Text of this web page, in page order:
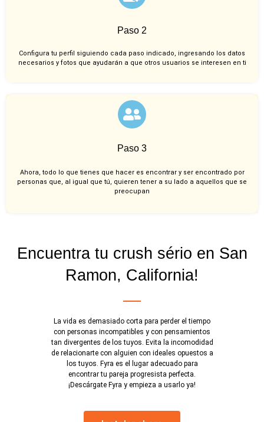
Paso 2
Configura tu perfil siguiendo cada paso indicado, ingresando los datos
necesarios y fotos que ayudarán a que otros usuarios se interesen en ti
Paso 3
Ahora, todo lo que tienes que hacer es encontrar y ser encontrado por
personas que, al igual que tú, quieren tener a su lado a aquellos que se
preocupan
Encuentra tu crush sério en San
Ramon, California!
La vida es demasiado corta para perder el tiempo
con personas incompatibles y con pensamientos
tan divergentes de los tuyos. Evita la incomodidad
de relacionarte con alguien con ideales opuestos a
los tuyos. Fyra es el lugar adecuado para
encontrar tu pareja progresista perfecta.
¡Descárgate Fyra y empieza a usarlo ya!